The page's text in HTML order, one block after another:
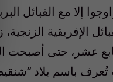
إلا مع القبائل
الإفريقية
عشر، حتى أصبحت
باسم بلاد